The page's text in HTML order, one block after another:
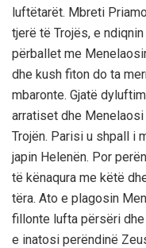
luftëtarët. Mbreti
tjerë të Trojës, e
përballet me
dhe kush fiton do ta
mbaronte. Gjatë
arratiset dhe
Trojën. Parisi u shpall i
japin Helenën. Por
të kënaqura me këtë
tëra. Ato e plagosin
fillonte lufta përsëri
e inatosi perëndinë